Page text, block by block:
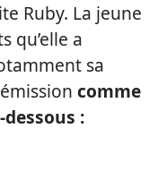
Ruby. La jeune
qu’elle a
sa
comme
: